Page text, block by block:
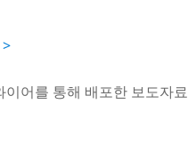
이어를 통해 배포한 보도자